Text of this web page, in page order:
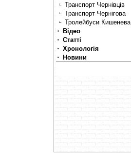
Транспорт Чернівців
Транспорт Чернігова
Тролейбуси Кишенева
Відео
Статті
Хронологія
Новини